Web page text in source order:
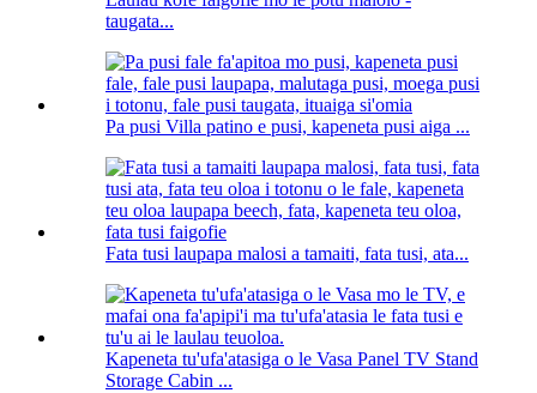
taugata...
Pa pusi Villa patino e pusi, kapeneta pusi aiga ...
Fata tusi laupapa malosi a tamaiti, fata tusi, ata...
Kapeneta tu'ufa'atasiga o le Vasa Panel TV Stand
Storage Cabin ...